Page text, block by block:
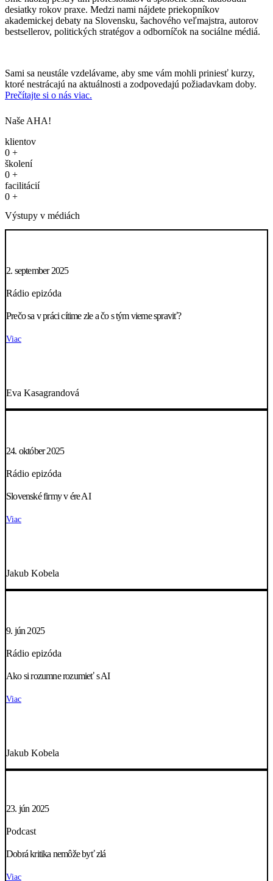
desiatky rokov praxe. Medzi nami nájdete priekopníkov
akademickej debaty na Slovensku, šachového veľmajstra, autorov
bestsellerov, politických stratégov a odborníčok na sociálne médiá.
Sami sa neustále vzdelávame, aby sme vám mohli priniesť kurzy,
ktoré nestrácajú na aktuálnosti a zodpovedajú požiadavkam doby.
Prečítajte si o nás viac.
Naše AHA!
klientov
0 +
školení
0 +
facilitácií
0 +
Výstupy v médiách
2. september 2025
Rádio epizóda
Prečo sa v práci cítime zle a čo s tým vieme spraviť?
Viac
Eva Kasagrandová
24. október 2025
Rádio epizóda
Slovenské firmy v ére AI
Viac
Jakub Kobela
9. jún 2025
Rádio epizóda
Ako si rozumne rozumieť s AI
Viac
Jakub Kobela
23. jún 2025
Podcast
Dobrá kritika nemôže byť zlá
Viac